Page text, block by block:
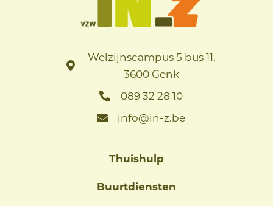
Welzijnscampus 5 bus 11,
3600 Genk
089 32 28 10
info@in-z.be
Thuishulp
Buurtdiensten